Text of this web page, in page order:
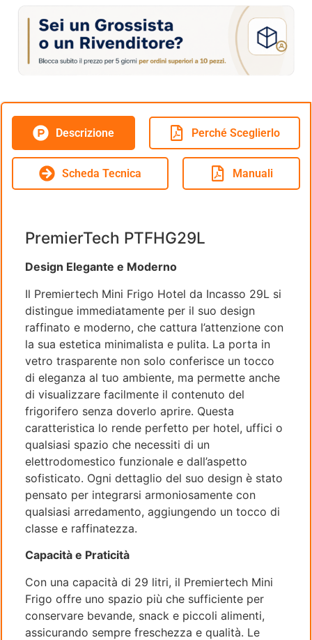
Descrizione Perché Sceglierlo
Scheda Tecnica Manuali
PremierTech PTFHG29L
Design Elegante e Moderno
Il Premiertech Mini Frigo Hotel da Incasso 29L si
distingue immediatamente per il suo design
raffinato e moderno, che cattura l’attenzione con
la sua estetica minimalista e pulita. La porta in
vetro trasparente non solo conferisce un tocco
di eleganza al tuo ambiente, ma permette anche
di visualizzare facilmente il contenuto del
frigorifero senza doverlo aprire. Questa
caratteristica lo rende perfetto per hotel, uffici o
qualsiasi spazio che necessiti di un
elettrodomestico funzionale e dall’aspetto
sofisticato. Ogni dettaglio del suo design è stato
pensato per integrarsi armoniosamente con
qualsiasi arredamento, aggiungendo un tocco di
classe e raffinatezza.
Capacità e Praticità
Con una capacità di 29 litri, il Premiertech Mini
Frigo offre uno spazio più che sufficiente per
conservare bevande, snack e piccoli alimenti,
assicurando sempre freschezza e qualità. Le